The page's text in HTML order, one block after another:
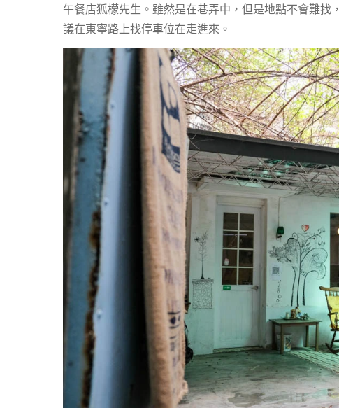
午餐店狐檬先生。雖然是在巷弄中，但是地點不會難
議在東寧路上找停車位在走進來。